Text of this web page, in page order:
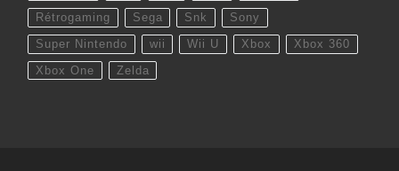
Rétrogaming Sega Snk Sony
Super Nintendo wii Wii U Xbox Xbox 360
Xbox One Zelda